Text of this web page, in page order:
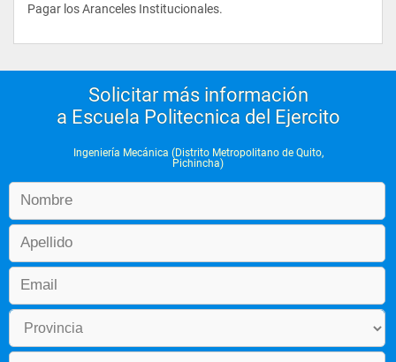
Sus decisiones se realizan considerando los criterios que
Nación, realizando una gestión técnico-empresarial pública
seguridad en sí mismo conlleve a la satisfacción de la sociedad
ecuatoriana, a su autorrealización profesional y a la creación
de empresas.
PASANTÍAS NACIONALES E INTERNACIONALES
La carrera de Ingeniería Mecánica promueve pasantías
nacionales e internacionales de sus alumnos, haciendo uso de
y exterior.
LABORATORIOS
Pagar los Aranceles Institucionales.
Solicitar más información
a Escuela Politecnica del Ejercito
Ingeniería Mecánica (Distrito Metropolitano de Quito,
Pichincha)